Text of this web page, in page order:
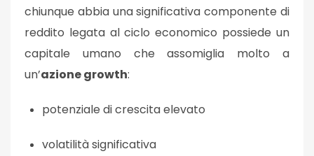
chiunque abbia una significativa componente di
reddito legata al ciclo economico possiede un
capitale umano che assomiglia molto a
un’azione growth:
potenziale di crescita elevato
volatilità significativa